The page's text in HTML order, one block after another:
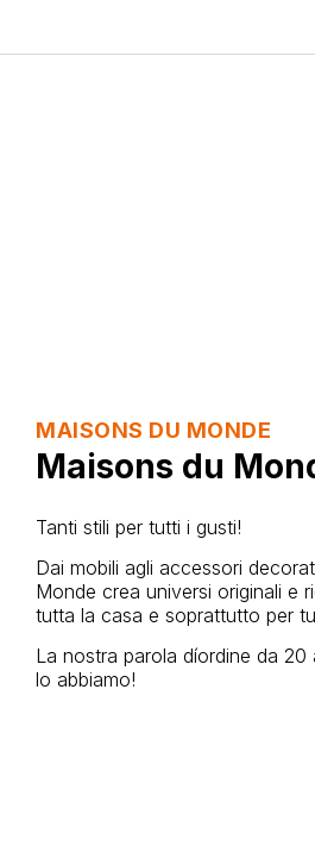
MAISONS DU MONDE
Maisons du
Tanti stili per tutti i gusti!
Dai mobili agli accessori
Monde crea universi originali e
tutta la casa e soprattutto per
La nostra parola díordine da 20
lo abbiamo!